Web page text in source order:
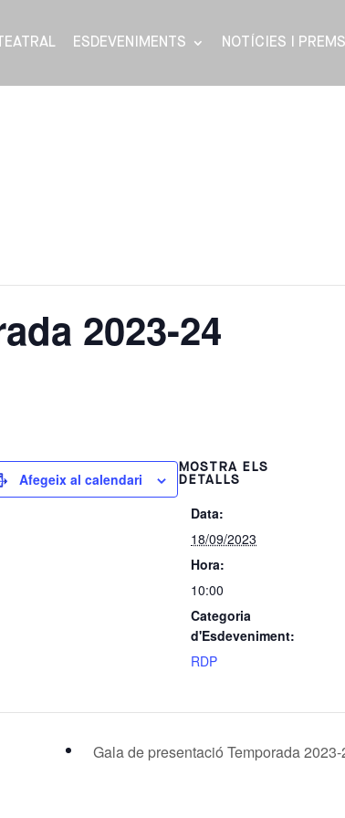
ESDEVENIMENTS NOTÍCIES I
2023-24
Afegeix al calendari
MOSTRA ELS
DETALLS
Data:
18/09/2023
Hora:
10:00
Categoria
d'Esdeveniment:
RDP
Gala de presentació Temporada